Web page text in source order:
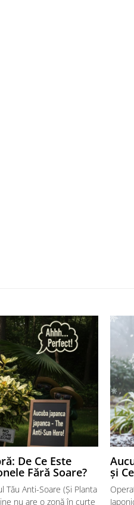
De Ce Este
Fără Soare?
Tău Anti-Soare (Și Planta
nu are o zonă în curte
și